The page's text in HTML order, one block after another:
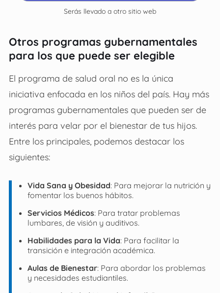
Serás llevado a otro sitio web
Otros programas gubernamentales
para los que puede ser elegible
El programa de salud oral no es la única
iniciativa enfocada en los niños del país. Hay más
programas gubernamentales que pueden ser de
interés para velar por el bienestar de tus hijos.
Entre los principales, podemos destacar los
siguientes:
Vida Sana y Obesidad: Para mejorar la nutrición y
fomentar los buenos hábitos.
Servicios Médicos: Para tratar problemas
lumbares, de visión y auditivos.
Habilidades para la Vida: Para facilitar la
transición e integración académica.
Aulas de Bienestar: Para abordar los problemas
y necesidades estudiantiles.